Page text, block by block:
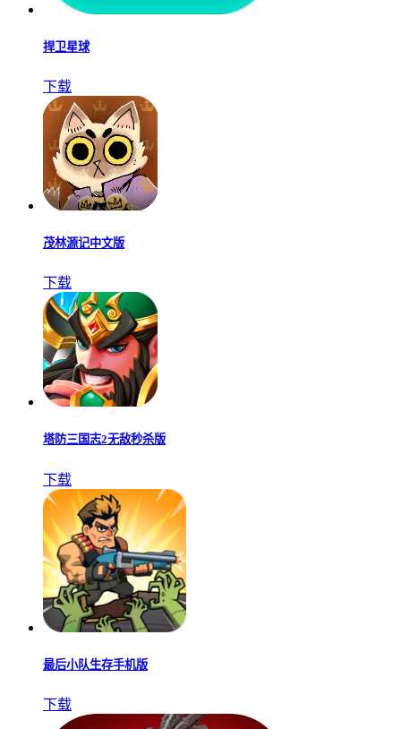
捍卫星球
下载
茂林源记中文版
下载
塔防三国志2无敌秒杀版
下载
最后小队生存手机版
下载